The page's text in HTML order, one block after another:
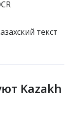
текст
Kazakh